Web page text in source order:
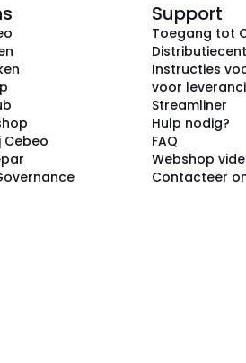
Cebeo
Support
Toegang tot
Instructies
voor
Streamliner
Hulp nodig?
FAQ
Webshop
Contacteer